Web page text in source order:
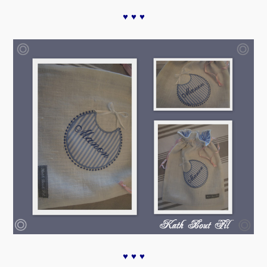
♥ ♥ ♥
♥ ♥ ♥